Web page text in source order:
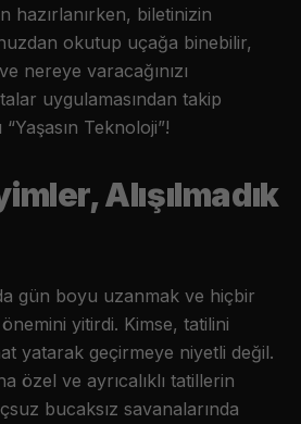
hazırlanırken, biletinizin
okutup uçağa binebilir,
nereye varacağınızı
uygulamasından takip
Teknoloji”!
Alışılmadık
gün boyu uzanmak ve hiçbir
yitirdi. Kimse, tatilini
yatarak geçirmeye niyetli değil.
özel ve ayrıcalıklı tatillerin
bucaksız savanalarında